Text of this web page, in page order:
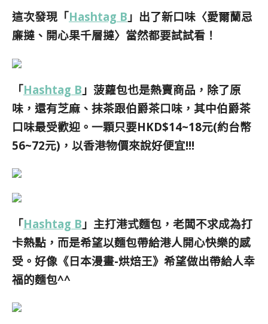
這次發現 「Hashtag B 」 出了新口味〈愛爾蘭忌
廉撻、開心果千層撻〉當然都要試試看！
「Hashtag B 」菠蘿包也是熱賣商品，除了原
味，還有芝麻、抹茶跟伯爵茶口味，其中伯爵茶
口味最受歡迎。一顆只要HKD$14~18元(約台幣
56~72元)，以香港物價來說好便宜!!!
「Hashtag B 」主打港式麵包，老闆不求成為打
卡熱點，而是希望以麵包帶給港人開心快樂的感
受。好像《日本漫畫-烘焙王》希望做出帶給人幸
福的麵包^^